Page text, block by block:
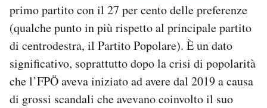
Hai bisogno di aiuto?
Esci
primo partito con il 27 per cento delle preferenze
(qualche punto in più rispetto al principale partito
di centrodestra, il Partito Popolare). È un dato
significativo, soprattutto dopo la crisi di popolarità
che l’FPÖ aveva iniziato ad avere dal 2019 a causa
di grossi scandali che avevano coinvolto il suo